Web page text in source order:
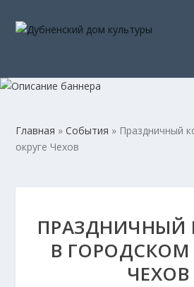
Главная »События » Праздничный
округе Чехов
ПРАЗДНИЧНЫЙ
В ГОРОДСКОМ
ЧЕХОВ